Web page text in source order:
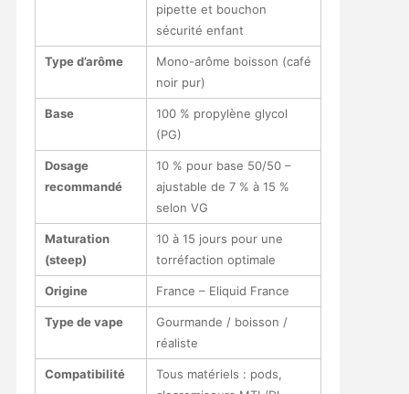
pipette et bouchon
sécurité enfant
Type d’arôme
Mono-arôme boisson (café
noir pur)
Base
100 % propylène glycol
(PG)
Dosage
recommandé
10 % pour base 50/50 –
ajustable de 7 % à 15 %
selon VG
Maturation
(steep)
10 à 15 jours pour une
torréfaction optimale
Origine France – Eliquid France
Type de vape
Gourmande / boisson /
réaliste
Compatibilité
Tous matériels : pods,